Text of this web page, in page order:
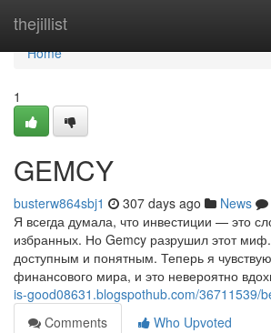
thejillist
Home
Home
1
GEMCY
busterw864sbj1 307 days ago News
Я всегда думала, что инвестиции — это
избранных. Но Gemcy разрушил этот
доступным и понятным. Теперь я
финансового мира, и это невероятно
is-good08631.blogspothub.com/36711539/
Comments
Who Upvoted